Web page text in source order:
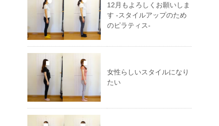
12月もよろしくお願いしま
す -スタイルアップのため
のピラティス-
女性らしいスタイルになり
たい